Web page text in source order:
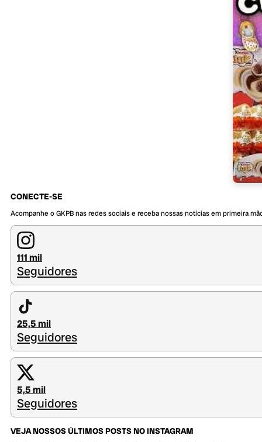
CONECTE-SE
Acompanhe o GKPB nas redes sociais e receba nossas notícias em primeira
111 mil
Seguidores
25,5 mil
Seguidores
5,5 mil
Seguidores
VEJA NOSSOS ÚLTIMOS POSTS NO INSTAGRAM